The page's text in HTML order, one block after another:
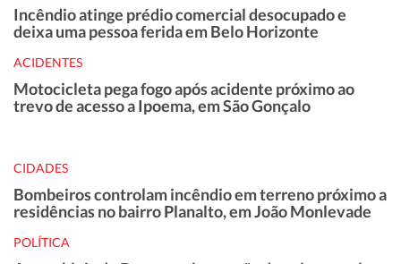
Incêndio atinge prédio comercial desocupado e
deixa uma pessoa ferida em Belo Horizonte
ACIDENTES
Motocicleta pega fogo após acidente próximo ao
trevo de acesso a Ipoema, em São Gonçalo
CIDADES
Bombeiros controlam incêndio em terreno próximo a
residências no bairro Planalto, em João Monlevade
POLÍTICA